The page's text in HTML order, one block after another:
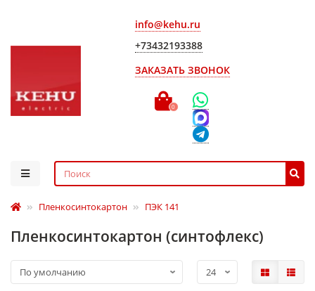
info@kehu.ru
+73432193388
ЗАКАЗАТЬ ЗВОНОК
0
Пленкосинтокартон ПЭК 141
Пленкосинтокартон (синтофлекс)